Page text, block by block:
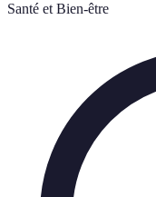
Santé et Bien-être